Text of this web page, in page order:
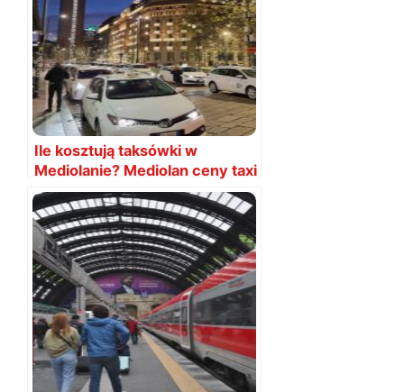
Ile kosztują taksówki w
Mediolanie? Mediolan ceny taxi